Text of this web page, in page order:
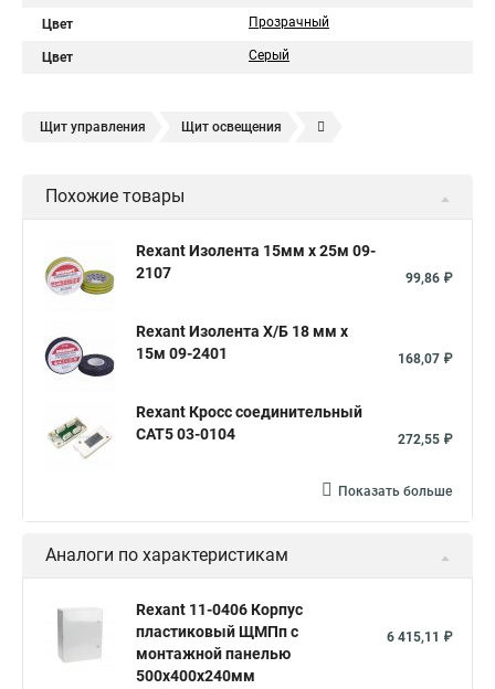
Цвет Прозрачный
Цвет Серый
Щит управления Щит освещения
Щит силовой распределительный
Щит электрический навесной
Щит электрический металлический навесной
Щит распределительный встроенный
Щит распределительный 24
Щит управления вентиляцией
Щит распределительный учетный
Похожие товары
Rexant Изолента 15мм х 25м 09-
2107
99,86 ₽
Rexant Изолента Х/Б 18 мм х
15м 09-2401
168,07 ₽
Rexant Кросс соединительный
CAT5 03-0104
272,55 ₽
Показать больше
Аналоги по характеристикам
Rexant 11-0406 Корпус
пластиковый ЩМПп с
монтажной панелью
500х400х240мм
6 415,11 ₽